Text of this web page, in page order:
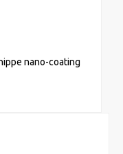
nano-coating